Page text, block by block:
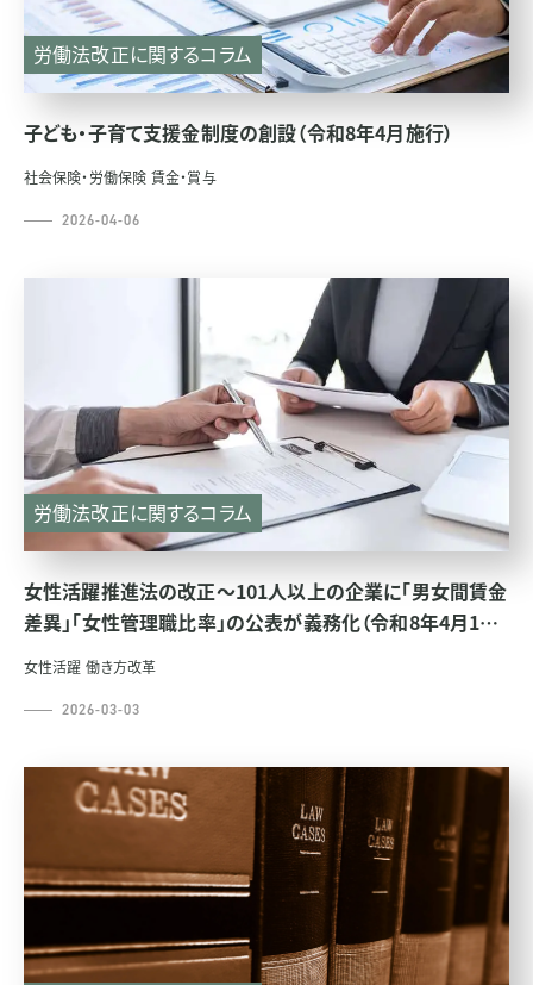
労働法改正に関するコラム
子ども・子育て支援金制度の創設（令和8年4月施行）
社会保険・労働保険 賃金・賞与
2026-04-06
労働法改正に関するコラム
女性活躍推進法の改正～101人以上の企業に「男女間賃金
差異」「女性管理職比率」の公表が義務化（令和8年4月1日
女性活躍 働き方改革
2026-03-03